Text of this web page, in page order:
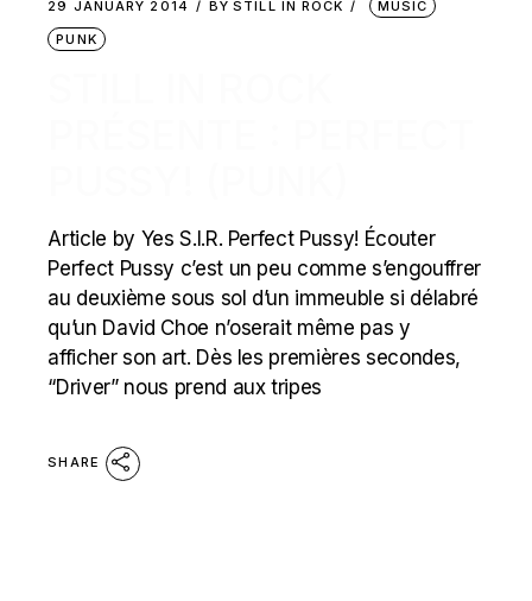
29 JANUARY 2014 BY STILL IN ROCK
MUSIC
PUNK
Article by Yes S.I.R. Perfect Pussy! Écouter
Perfect Pussy c’est un peu comme s’engouffrer
au deuxième sous sol d’un immeuble si délabré
qu’un David Choe n’oserait même pas y
afficher son art. Dès les premières secondes,
“Driver” nous prend aux tripes
SHARE